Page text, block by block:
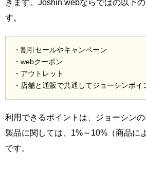
きます。Joshin webならではの以下
す。
・割引セールやキャンペーン
・webクーポン
・アウトレット
・店舗と通販で共通してジョーシンポ
利用できるポイントは、ジョーシン
製品に関しては、1%～10%（商品に
です。